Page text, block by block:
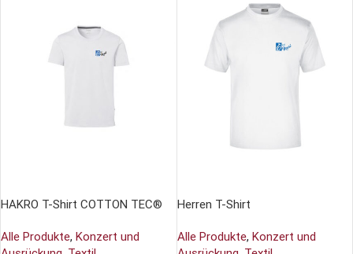
HAKRO T-Shirt COTTON TEC®
Alle Produkte, Konzert und
Herren T-Shirt
Alle Produkte, Konzert und